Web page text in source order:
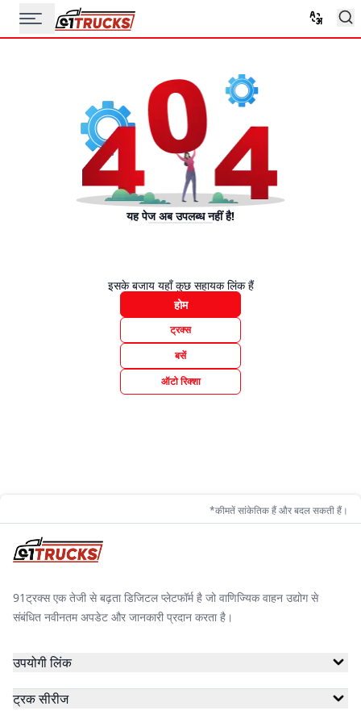
यह पेज अब उपलब्ध नहीं है!
इसके बजाय यहाँ कुछ सहायक लिंक हैं
होम
ट्रक्स
बसें
ऑटो रिक्शा
*कीमतें सांकेतिक हैं और बदल सकती हैं।
91ट्रक्स एक तेजी से बढ़ता डिजिटल प्लेटफॉर्म है जो वाणिज्यिक वाहन उद्योग से
संबंधित नवीनतम अपडेट और जानकारी प्रदान करता है।
उपयोगी लिंक
ट्रक सीरीज